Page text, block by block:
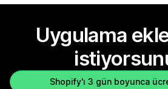
Uygulama
Shopify'ı 3 gün boyunca